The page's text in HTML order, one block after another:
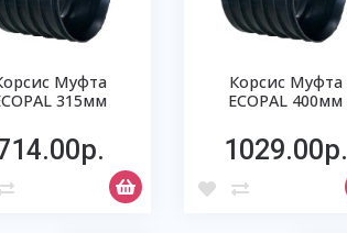
Муфта
315мм
Корсис Муфта
ECOPAL 400мм
1029.00р.